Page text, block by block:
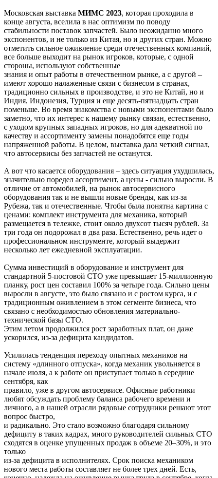
Московская выставка МИМС 2023, которая проходила в
конце августа, вселила в нас оптимизм по поводу
стабильности поставок запчастей. Было неожиданно много
экспонентов, и не только из Китая, но и других стран. Можно
отметить сильное оживление среди отечественных компаний,
все больше выходит на рынок игроков, которые, с одной
стороны, используют собственные
знания и опыт работы в отечественном рынке, а с другой –
имеют хорошо налаженные связи с бизнесом в странах,
традиционно сильных в производстве, и это не Китай, но и
Индия, Индонезия, Турция и еще десять-пятнадцать стран
поменьше. Во время знакомства с новыми экспонентами было
заметно, что их интерес к нашему рынку связан, естественно,
с уходом крупных западных игроков, но для адекватной по
качеству и ассортименту замены понадобятся еще годы
напряженной работы. В целом, выставка дала четкий сигнал,
что автосервисы без запчастей не останутся.
А вот что касается оборудования – здесь ситуация ухудшилась,
значительно поредел ассортимент, а цены - сильно выросли. В
отличие от автомобилей, на рынок автосервисного
оборудования так и не вышли новые бренды, как из-за
Рубежа, так и отечественные. Чтобы была понятна картина с
ценами: комплект инструмента для механика, который
размещается в тележке, стоит около двухсот тысяч рублей. За
три года он подорожал в два раза. Естественно, речь идет о
профессиональном инструменте, который выдержит
несколько лет ежедневной эксплуатации.
Сумма инвестиций в оборудование и инструмент для
стандартной 5-постовой СТО уже превышает 15-миллионную
планку, рост цен составил 100% за четыре года. Сильно цены
выросли в августе, это было связано и с ростом курса, и с
традиционным оживлением в этом сегменте бизнеса, что
связано с необходимостью обновления материально-
технической базы СТО.
Этим летом продолжился рост заработных плат, он даже
ускорился, из-за дефицита кандидатов.
Усилилась тенденция переходу опытных механиков на
систему «длинного отпуска», когда механик увольняется в
начале июля, а к работе он приступает только в середине
сентября, как
правило, уже в другом автосервисе. Офисные работники
любят обсуждать проблему баланса рабочего времени и
личного, а в нашей отрасли рядовые сотрудники решают этот
вопрос быстро,
и радикально. Это стало возможно благодаря сильному
дефициту в таких кадрах, много руководителей сильных СТО
сходятся в оценке упущенных продаж в объеме 20–30%, и это
только
из-за дефицита в исполнителях. Срок поиска механиком
нового места работы составляет не более трех дней. Есть,